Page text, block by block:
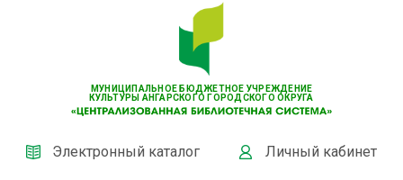
МУНИЦИПАЛЬНОЕ БЮДЖЕТНОЕ УЧРЕЖДЕНИЕ
КУЛЬТУРЫ АНГАРСКОГО ГОРОДСКОГО ОКРУГА
Электронный каталог Личный кабинет